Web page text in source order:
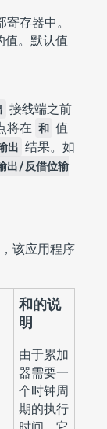
存器中。
值。默认值
接线端之前
将在 和 值
出 结果。如
出/反借位输
该应用程序
和的说
明
由于累加
器需要一
个时钟周
期的执行